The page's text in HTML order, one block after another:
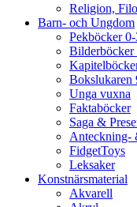
Religion,
Barn- och Ungdom
Pekböcker
Bilderböcker
Bokslukaren
Unga vuxna
Faktaböcker
Saga &
Anteckning-
FidgetToys
Leksaker
Konstnärsmaterial
Akvarell